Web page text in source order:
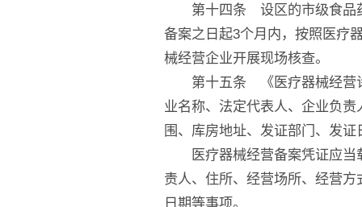
第十四条 设区的市级食品药
备案之日起3个月内，按照医疗
械经营企业开展现场核查。
第十五条 《医疗器械经营许
业名称、法定代表人、企业负
围、库房地址、发证部门、发
医疗器械经营备案凭证应当
责人、住所、经营场所、经营
日期等事项。